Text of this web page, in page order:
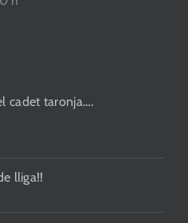
cadet taronja….
lliga!!